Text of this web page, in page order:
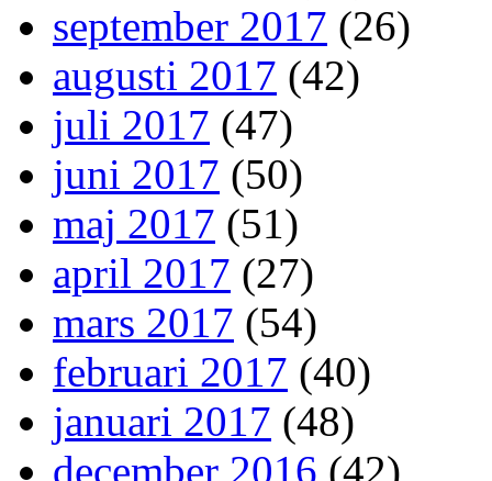
september 2017 (26)
augusti 2017 (42)
juli 2017 (47)
juni 2017 (50)
maj 2017 (51)
april 2017 (27)
mars 2017 (54)
februari 2017 (40)
januari 2017 (48)
december 2016 (42)